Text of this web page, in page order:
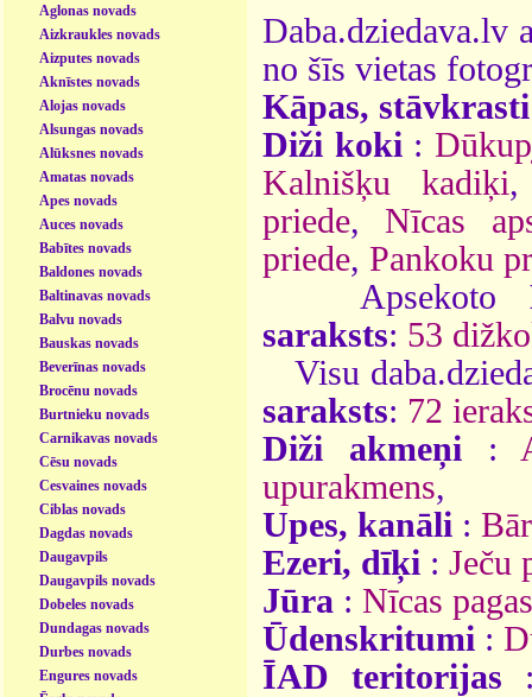
Aglonas novads
Aizkraukles novads
Aizputes novads
Aknīstes novads
Alojas novads
Alsungas novads
Alūksnes novads
Amatas novads
Apes novads
Auces novads
Babītes novads
Baldones novads
Baltinavas novads
Balvu novads
Bauskas novads
Beverīnas novads
Brocēnu novads
Burtnieku novads
Carnikavas novads
Cēsu novads
Cesvaines novads
Ciblas novads
Dagdas novads
Daugavpils
Daugavpils novads
Dobeles novads
Dundagas novads
Durbes novads
Engures novads
Daba.dziedava.lv
no šīs vietas
Kāpas, stāvkrasti
Diži koki :
Kalnišķu kadiķi
priede,Nīcas
priede, Pankoku
Apsekoto
saraksts: 53
Visu
saraksts: 72
Diži akmeņi :
upurakmens,
Upes, kanāli :
Ezeri, dīķi : Ječu
Jūra : Nīcas
Ūdenskritumi :
ĪAD teritorijas